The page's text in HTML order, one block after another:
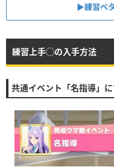
▶︎練習ベ
練習上手◯の入手方法
共通イベント「名指導」